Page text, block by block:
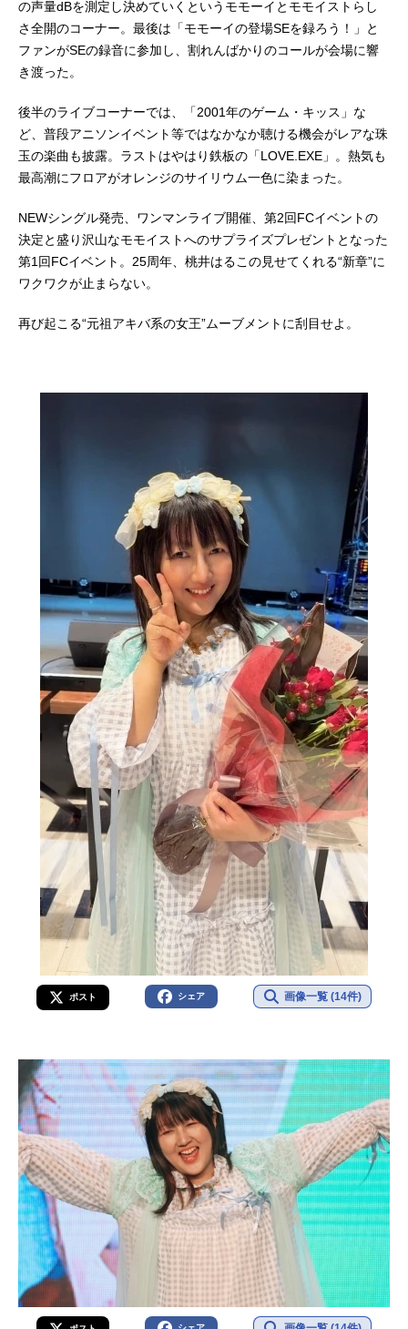
の声量dBを測定し決めていくというモモーイとモモイストらし
さ全開のコーナー。最後は「モモーイの登場SEを録ろう！」と
ファンがSEの録音に参加し、割れんばかりのコールが会場に響
き渡った。
後半のライブコーナーでは、「2001年のゲーム・キッス」な
ど、普段アニソンイベント等ではなかなか聴ける機会がレアな珠
玉の楽曲も披露。ラストはやはり鉄板の「LOVE.EXE」。熱気も
最高潮にフロアがオレンジのサイリウム一色に染まった。
NEWシングル発売、ワンマンライブ開催、第2回FCイベントの
決定と盛り沢山なモモイストへのサプライズプレゼントとなった
第1回FCイベント。25周年、桃井はるこの見せてくれる“新章”に
ワクワクが止まらない。
再び起こる“元祖アキバ系の女王”ムーブメントに刮目せよ。
ポスト シェア 画像一覧 (14件)